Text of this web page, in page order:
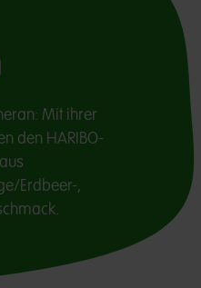
Mit ihrer
den HARIBO-
Erdbeer-,